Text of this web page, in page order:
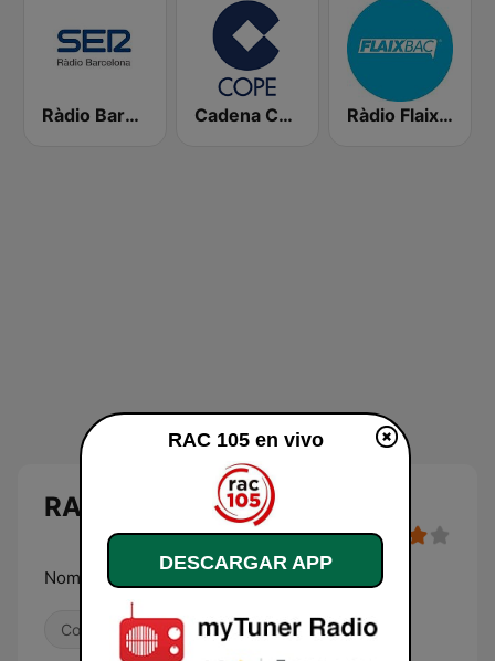
Ràdio Barcelona SER Cadena COPE Ràdio Flaixbac
RAC 105
Només els autèntics èxits!
Contemporánea para adultos
RAC 105 en vivo
DESCARGAR APP